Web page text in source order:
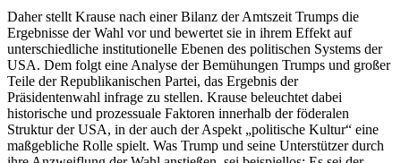
Daher stellt Krause nach einer Bilanz der Amtszeit Trumps die
Ergebnisse der Wahl vor und bewertet sie in ihrem Effekt auf
unterschiedliche institutionelle Ebenen des politischen Systems der
USA. Dem folgt eine Analyse der Bemühungen Trumps und großer
Teile der Republikanischen Partei, das Ergebnis der
Präsidentenwahl infrage zu stellen. Krause beleuchtet dabei
historische und prozessuale Faktoren innerhalb der föderalen
Struktur der USA, in der auch der Aspekt „politische Kultur“ eine
maßgebliche Rolle spielt. Was Trump und seine Unterstützer durch